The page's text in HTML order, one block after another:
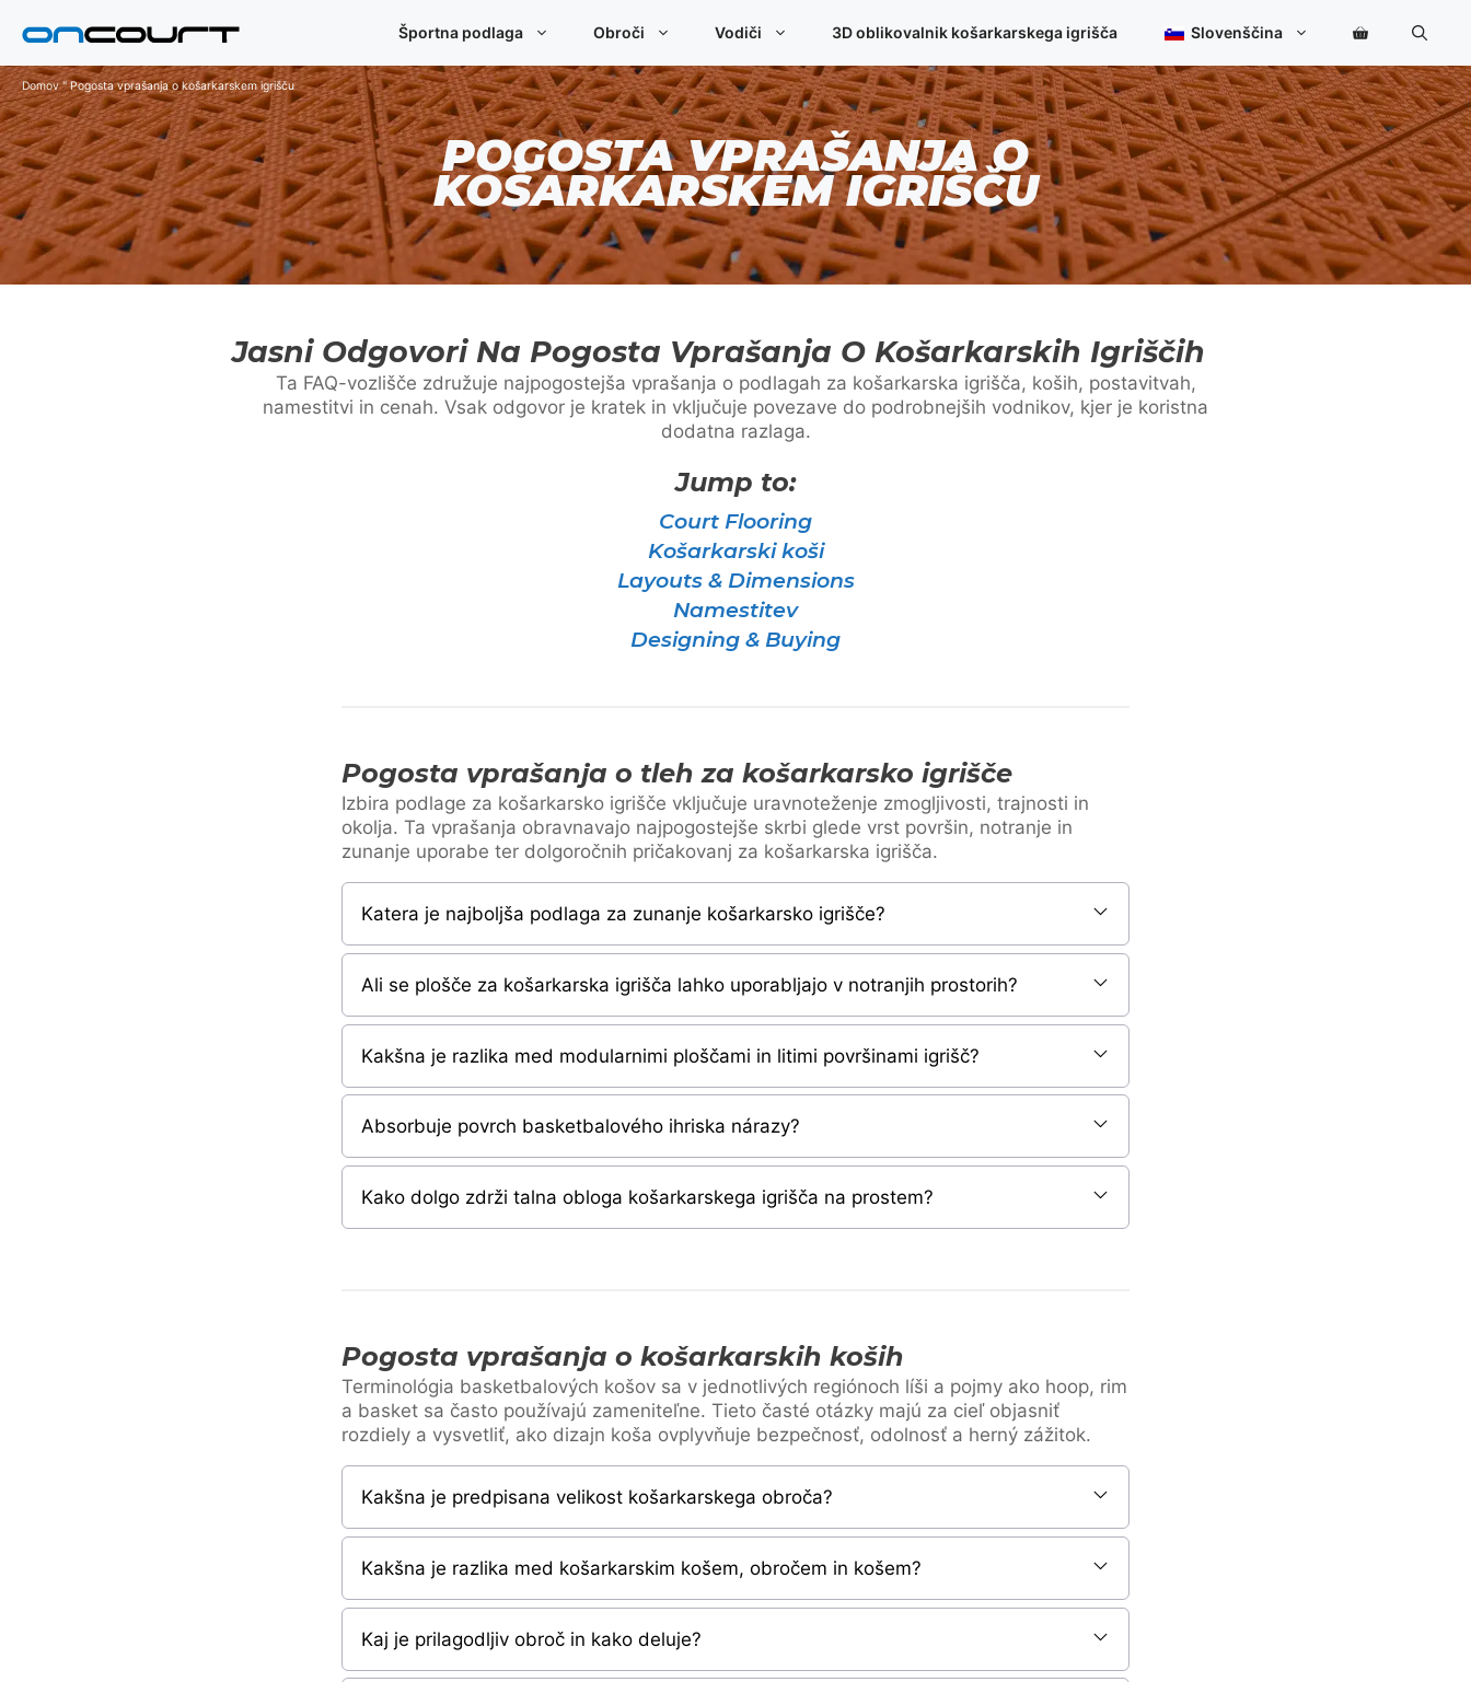
Športna podlaga Obroči Vodiči 3D oblikovalnik košarkarskega igrišča Slovenščina
Domov"Pogosta vprašanja o košarkarskem igrišču
POGOSTA VPRAŠANJA O
KOŠARKARSKEM IGRIŠČU
Jasni Odgovori Na Pogosta Vprašanja O Košarkarskih Igriščih
Ta FAQ-vozlišče združuje najpogostejša vprašanja o podlagah za košarkarska igrišča, koših, postavitvah,
namestitvi in cenah. Vsak odgovor je kratek in vključuje povezave do podrobnejših vodnikov, kjer je koristna
dodatna razlaga.
Jump to:
Court Flooring
Košarkarski koši
Layouts & Dimensions
Namestitev
Designing & Buying
Pogosta vprašanja o tleh za košarkarsko igrišče
Izbira podlage za košarkarsko igrišče vključuje uravnoteženje zmogljivosti, trajnosti in
okolja. Ta vprašanja obravnavajo najpogostejše skrbi glede vrst površin, notranje in
zunanje uporabe ter dolgoročnih pričakovanj za košarkarska igrišča.
Katera je najboljša podlaga za zunanje košarkarsko igrišče?
Ali se plošče za košarkarska igrišča lahko uporabljajo v notranjih prostorih?
Kakšna je razlika med modularnimi ploščami in litimi površinami igrišč?
Absorbuje povrch basketbalového ihriska nárazy?
Kako dolgo zdrži talna obloga košarkarskega igrišča na prostem?
Pogosta vprašanja o košarkarskih koših
Terminológia basketbalových košov sa v jednotlivých regiónoch líši a pojmy ako hoop, rim
a basket sa často používajú zameniteľne. Tieto časté otázky majú za cieľ objasniť
rozdiely a vysvetliť, ako dizajn koša ovplyvňuje bezpečnosť, odolnosť a herný zážitok.
Kakšna je predpisana velikost košarkarskega obroča?
Kakšna je razlika med košarkarskim košem, obročem in košem?
Kaj je prilagodljiv obroč in kako deluje?